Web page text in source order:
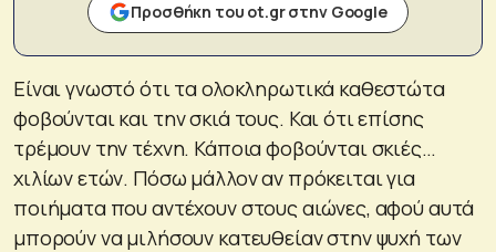
Προσθήκη του ot.gr στην Google
Είναι γνωστό ότι τα ολοκληρωτικά καθεστώτα
φοβούνται και την σκιά τους. Και ότι επίσης
τρέμουν την τέχνη. Κάποια φοβούνται σκιές…
χιλίων ετών. Πόσω μάλλον αν πρόκειται για
ποιήματα που αντέχουν στους αιώνες, αφού αυτά
μπορούν να μιλήσουν κατευθείαν στην ψυχή των